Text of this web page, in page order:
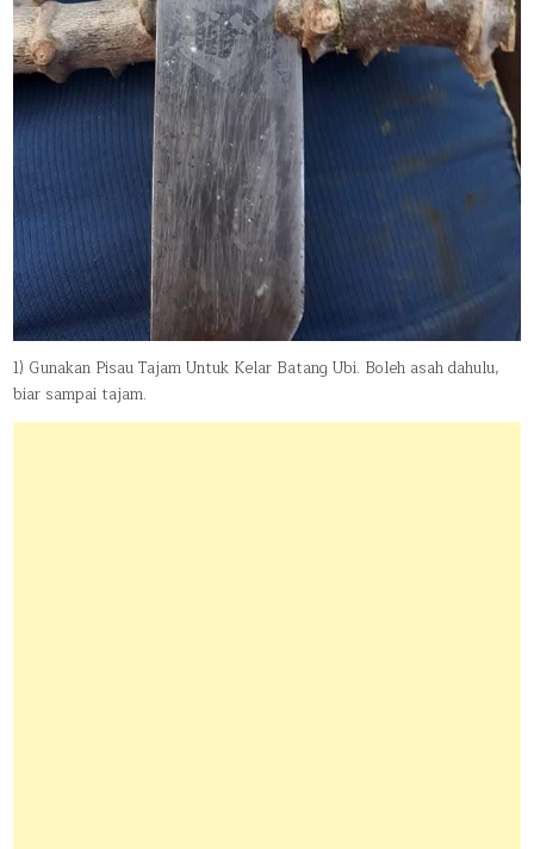
1) Gunakan Pisau Tajam Untuk Kelar Batang Ubi. Boleh asah dahulu,
biar sampai tajam.